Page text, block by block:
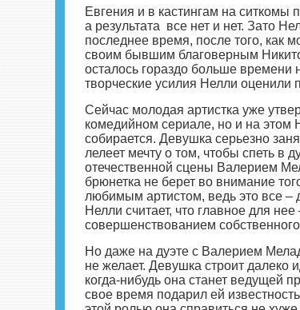
Евгения и в кастингам на ситкомы
а результата все нет и нет. Зато
последнее время, после того, как
своим бывшим благоверным
осталось гораздо больше времени
творческие усилия Нелли оценили
Сейчас молодая артистка уже
комедийном сериале, но и на этом
собирается. Девушка серьезно
лелеет мечту о том, чтобы спеть в
отечественной сцены Валерием
брюнетка не берет во внимание
любимым артистом, ведь это все –
Нелли считает, что главное для нее
совершенствованием
Но даже на дуэте с Валерием
не желает. Девушка строит далеко
когда-нибудь она станет ведущей
свое время подарил ей